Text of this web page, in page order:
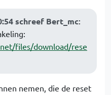
schreef Bert_mc:
files/download/rese
nemen, die de reset